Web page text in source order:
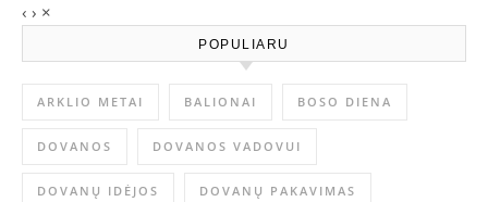
‹ › ×
POPULIARU
ARKLIO METAI BALIONAI BOSO DIENA
DOVANOS DOVANOS VADOVUI
DOVANŲ IDĖJOS DOVANŲ PAKAVIMAS